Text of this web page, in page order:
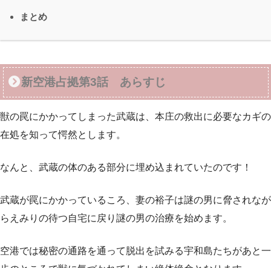
まとめ
新空港占拠第3話 あらすじ
獣の罠にかかってしまった武蔵は、本庄の救出に必要なカギの
在処を知って愕然とします。
なんと、武蔵の体のある部分に埋め込まれていたのです！
武蔵が罠にかかっているころ、妻の裕子は謎の男に脅されなが
らえみりの待つ自宅に戻り謎の男の治療を始めます。
空港では秘密の通路を通って脱出を試みる宇和島たちがあと一